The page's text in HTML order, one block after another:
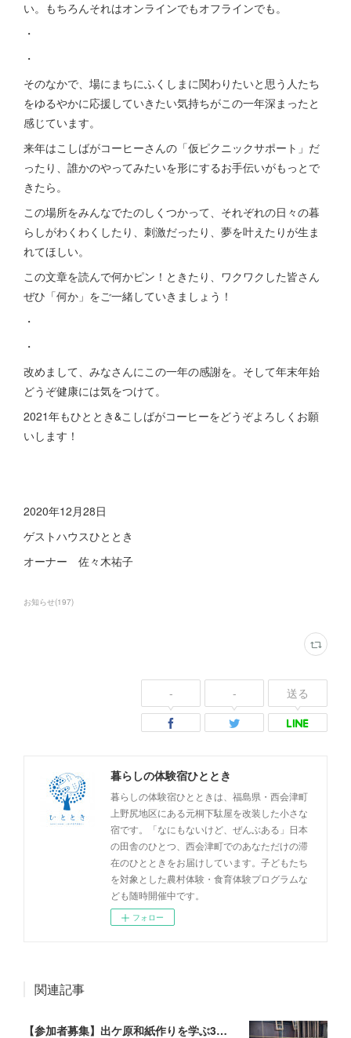
い。もちろんそれはオンラインでもオフラインでも。
・
・
そのなかで、場にまちにふくしまに関わりたいと思う人たち
をゆるやかに応援していきたい気持ちがこの一年深まったと
感じています。
来年はこしばがコーヒーさんの「仮ピクニックサポート」だ
ったり、誰かのやってみたいを形にするお手伝いがもっとで
きたら。
この場所をみんなでたのしくつかって、それぞれの日々の暮
らしがわくわくしたり、刺激だったり、夢を叶えたりが生ま
れてほしい。
この文章を読んで何かピン！ときたり、ワクワクした皆さん
ぜひ「何か」をご一緒していきましょう！
・
・
改めまして、みなさんにこの一年の感謝を。そして年末年始
どうぞ健康には気をつけて。
2021年もひととき&こしばがコーヒーをどうぞよろしくお願
いします！
2020年12月28日
ゲストハウスひととき
オーナー 佐々木祐子
お知らせ(197)
- - 送る
暮らしの体験宿ひととき
暮らしの体験宿ひとときは、福島県・西会津町
上野尻地区にある元桐下駄屋を改装した小さな
宿です。「なにもないけど、ぜんぶある」日本
の田舎のひとつ、西会津町でのあなただけの滞
在のひとときをお届けしています。子どもたち
を対象とした農村体験・食育体験プログラムな
ども随時開催中です。
フォロー
関連記事
【参加者募集】出ケ原和紙作りを学ぶ3泊4日